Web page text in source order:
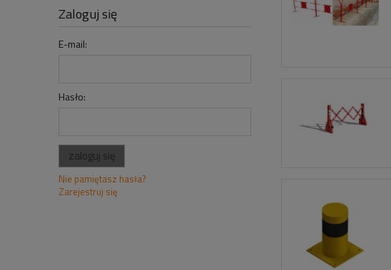
Zaloguj się
E-mail:
Hasło:
zaloguj się
Nie pamiętasz hasła?
Zarejestruj się